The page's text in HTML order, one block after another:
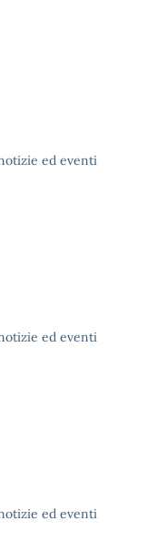
ed eventi
ed eventi
ed eventi